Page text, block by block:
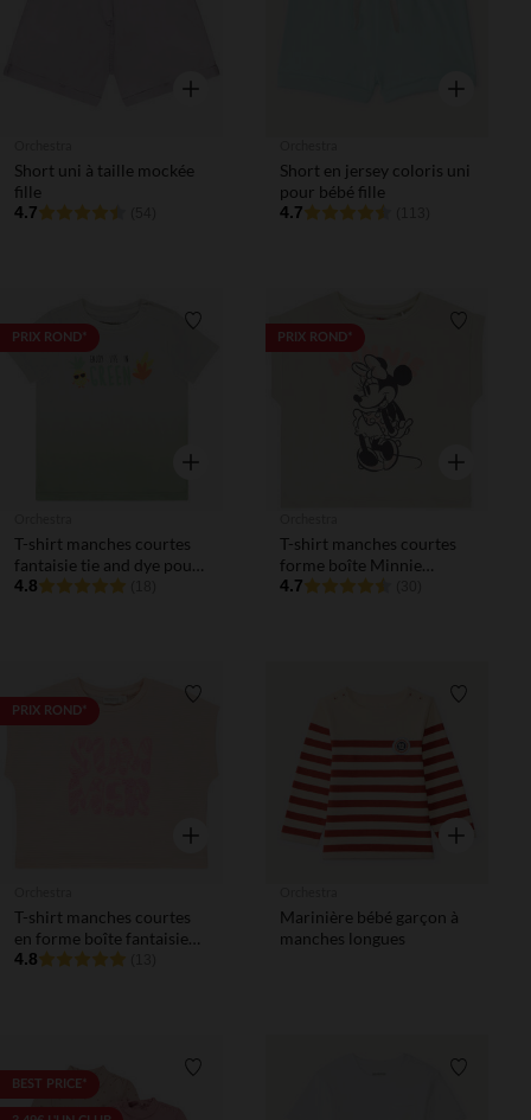
Aperçu rapide
Short uni à taille mockée
fille
4.7
Aperçu
Short en jersey coloris uni
pour bébé fille
4.7
PRIX ROND* Liste de souhaits
Aperçu rapide
T-shirt manches courtes
fantaisie tie and dye pour
bébé garçon
4.8
PRIX ROND*
Aperçu
T-shirt manches courtes
forme boîte Minnie
Disney fille
4.7
PRIX ROND*
Aperçu rapide
T-shirt manches courtes
en forme boîte fantaisie
fille
4.8
Aperçu
Marinière bébé garçon à
manches longues
BEST PRICE*